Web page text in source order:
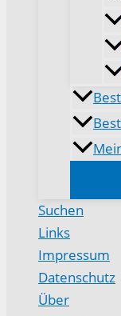
Suchen
Links
Impressum
Datenschutz
Über